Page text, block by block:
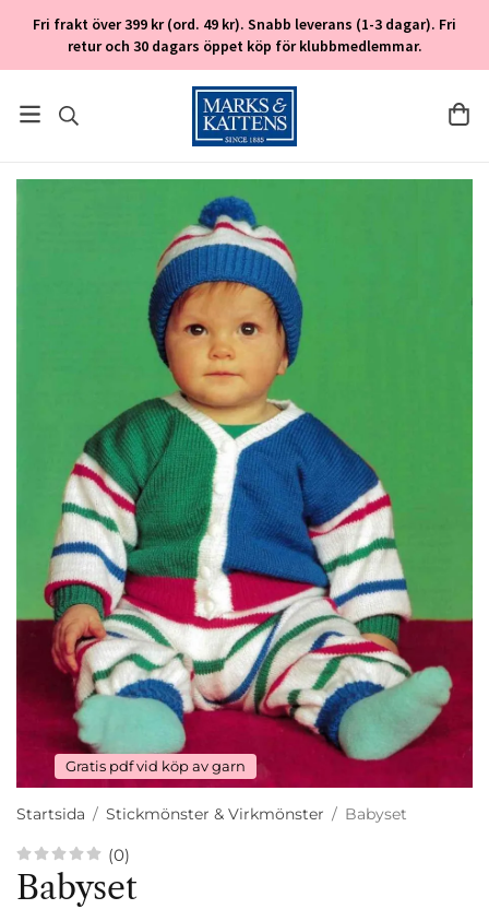
Fri frakt över 399 kr (ord. 49 kr). Snabb leverans (1-3 dagar). Fri
retur och 30 dagars öppet köp för klubbmedlemmar.
Gratis pdf vid köp av garn
Startsida / Stickmönster & Virkmönster / Babyset
(0)
Babyset